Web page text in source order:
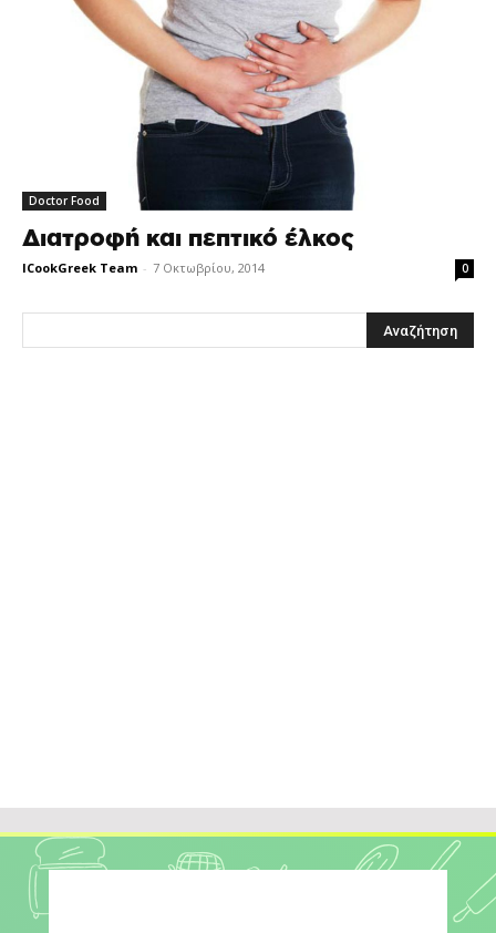
Doctor Food
Διατροφή και πεπτικό έλκος
ICookGreek Team - 7 Οκτωβρίου, 2014 0